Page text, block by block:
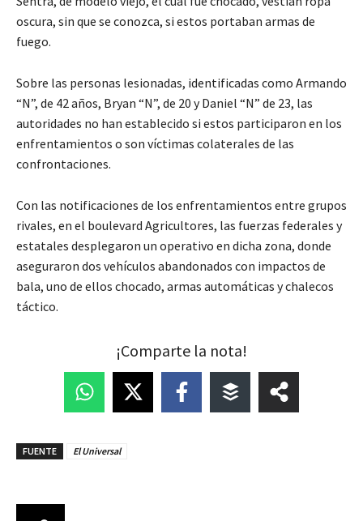
oscura, sin que se conozca, si estos portaban armas de
fuego.
Sobre las personas lesionadas, identificadas como Armando
“N”, de 42 años, Bryan “N”, de 20 y Daniel “N” de 23, las
autoridades no han establecido si estos participaron en los
enfrentamientos o son víctimas colaterales de las
confrontaciones.
Con las notificaciones de los enfrentamientos entre grupos
rivales, en el boulevard Agricultores, las fuerzas federales y
estatales desplegaron un operativo en dicha zona, donde
aseguraron dos vehículos abandonados con impactos de
bala, uno de ellos chocado, armas automáticas y chalecos
táctico.
¡Comparte la nota!
FUENTE El Universal